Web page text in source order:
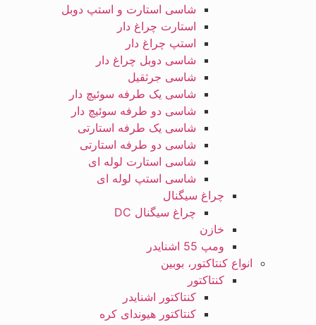
شاسی استارت و استپ دوبل
استارت چراغ دار
استپ چراغ دار
شاسی دوبل چراغ دار
شاسی جرثقیل
شاسی یک طرفه سوئیچ دار
شاسی دو طرفه سوئیچ دار
شاسی یک طرفه استارتی
شاسی دو طرفه استارتی
شاسی استارت لوله ای
شاسی استپ لوله ای
چراغ سیگنال
چراغ سیگنال DC
خازن
ومپ 55 اشنایدر
انواع کنتاکتور، بوبین
کنتاکتور
کنتاکتور اشنایدر
کنتاکتور هیوندای کره